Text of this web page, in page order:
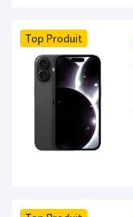
Top Produit